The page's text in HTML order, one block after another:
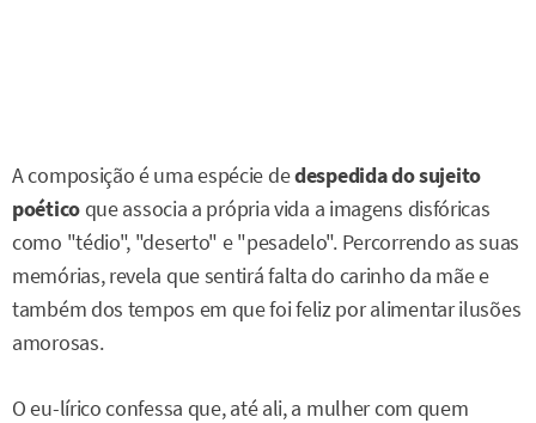
A composição é uma espécie dedespedida do sujeito
poéticoque associa a própria vida a imagens disfóricas
como "tédio", "deserto" e "pesadelo". Percorrendo as suas
memórias, revela que sentirá falta do carinho da mãe e
também dos tempos em que foi feliz por alimentar ilusões
amorosas.
O eu-lírico confessa que, até ali, a mulher com quem